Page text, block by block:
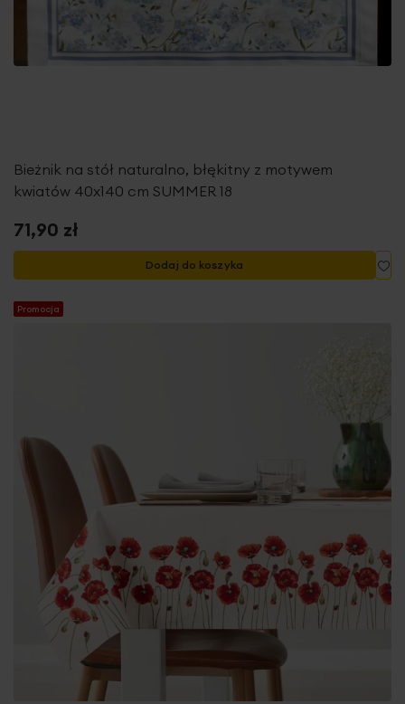
Bieżnik na stół naturalno, błękitny z motywem
kwiatów 40x140 cm SUMMER 18
71,90 zł
Dodaj do koszyka
Promocja